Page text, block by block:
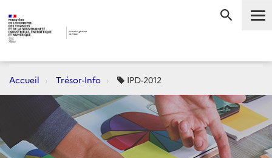
Accueil Trésor-Info IPD-2012